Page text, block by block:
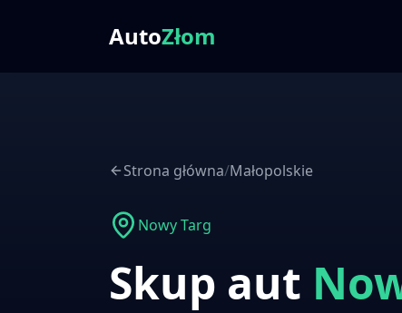
AutoZłom
Strona główna/Małopolskie
Nowy Targ
Skup aut